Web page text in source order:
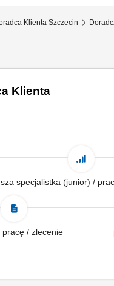
Klienta Szczecin
Klienta
specjalistka (junior) /
pracę / zlecenie